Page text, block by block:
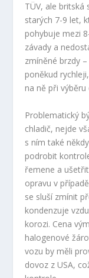
TÜV, ale
starých 7-9 let,
pohybuje mezi
závady a
zmíněné brzdy
poněkud
na ně při
Problematický
chladič, nejde
s ním také
podrobit
řemene a
opravu v
se sluší zmínit
kondenzuje
korozi. Cena
halogenové
vozu by měli
dovoz z USA,